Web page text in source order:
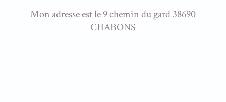
Mon adresse est le 9 chemin du gard 38690
CHABONS